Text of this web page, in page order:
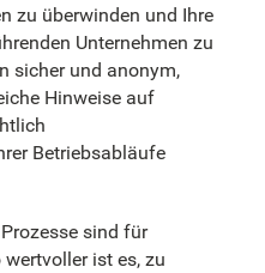
zu überwinden und Ihre
Unternehmen zu
sicher und anonym,
Hinweise auf
Betriebsabläufe
sind für
ist es, zu